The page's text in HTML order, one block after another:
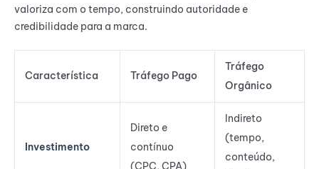
valoriza com o tempo, construindo autoridade e
credibilidade para a marca.
Característica Tráfego Pago
Tráfego
Orgânico
Investimento
Direto e
contínuo
Indireto
(tempo,
conteúdo,